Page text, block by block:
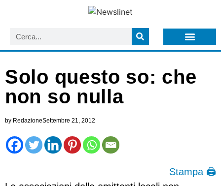
Solo questo so: che
non so nulla
by RedazioneSettembre 21, 2012
Stampa 🖨